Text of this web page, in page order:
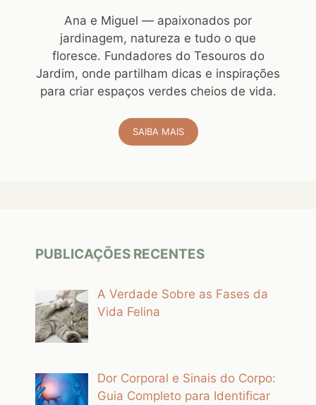
Ana e Miguel — apaixonados por
jardinagem, natureza e tudo o que
floresce. Fundadores do Tesouros do
Jardim, onde partilham dicas e inspirações
para criar espaços verdes cheios de vida.
SAIBA MAIS
PUBLICAÇÕES RECENTES
A Verdade Sobre as Fases da
Vida Felina
Dor Corporal e Sinais do Corpo:
Guia Completo para Identificar